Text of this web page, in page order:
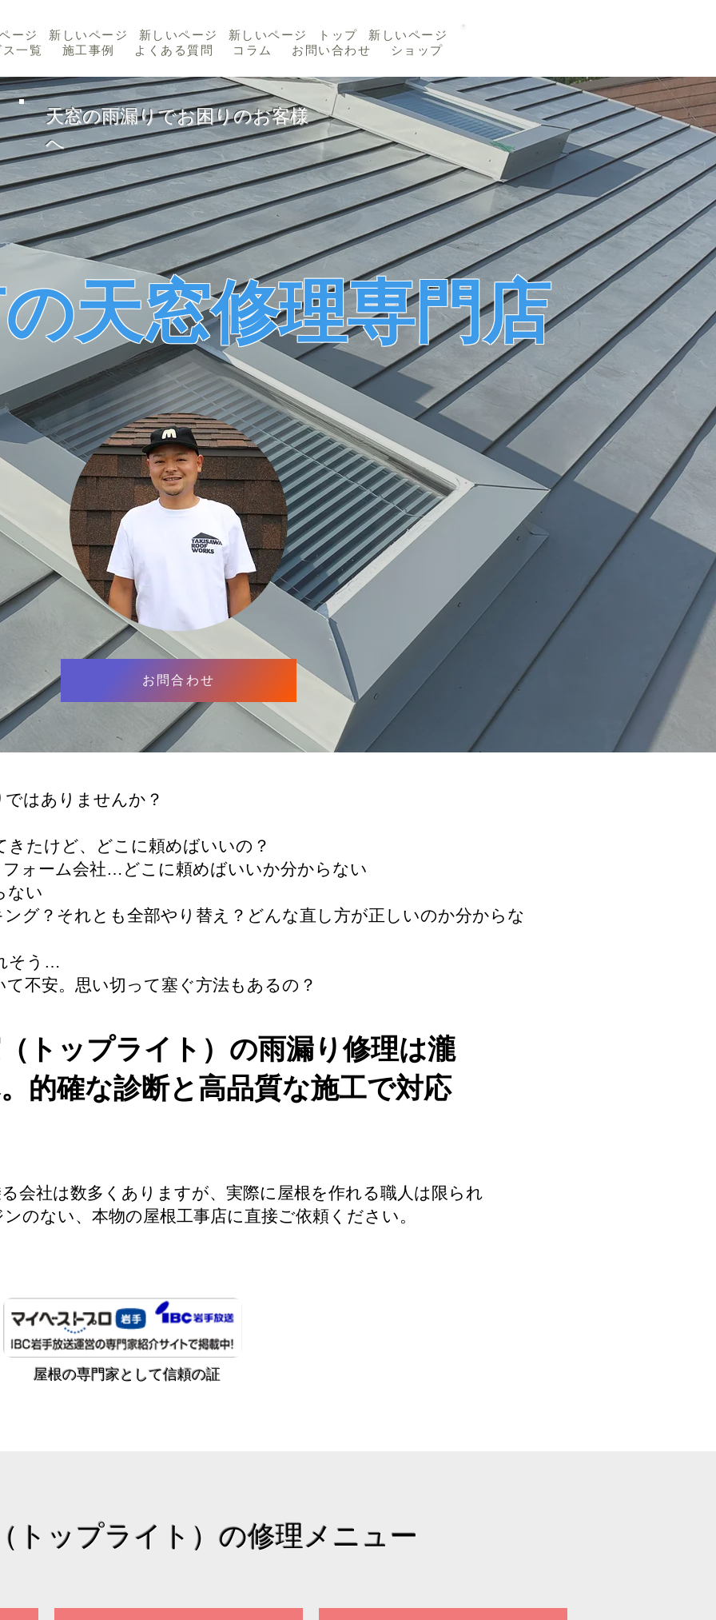
ージ 新しいページ 新しいページ 新しいページ トップ
新しいページ
一覧
施工事例 よくある質問 コラム お問い合わせ ショップ
天窓の雨漏りでお困りのお客様
へ
天窓修理専門店
お問合わせ
はありませんか？
たけど、どこに頼めばいいの？
ォーム会社…どこに頼めばいいか分からない
ない
グ？それとも全部やり替え？どんな直し方が正しいのか分からな
そう…
不安。思い切って塞ぐ方法もあるの？
トップライト）の雨漏り修理は瀧
的確な診断と高品質な施工で対応
会社は数多くありますが、実際に屋根を作れる職人は限られ
のない、本物の屋根工事店に直接ご依頼ください。
​屋根の専門家として信頼の証
トップライト）の修理メニュー